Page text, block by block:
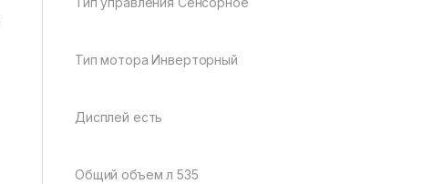
Тип мотора Инверторный
Дисплей есть
Общий объем л 535